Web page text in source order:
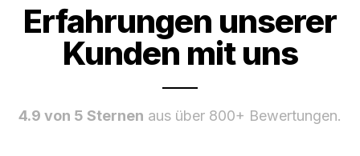
Erfahrungen unserer
Kunden mit uns
4.9 von 5 Sternen aus über 800+ Bewertungen.